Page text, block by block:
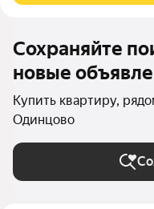
Сохраняйте
новые
Купить квартиру,
Одинцово